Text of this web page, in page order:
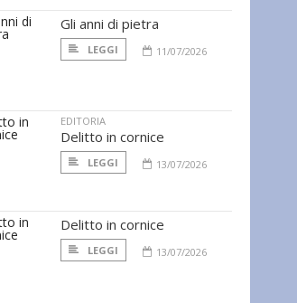
Gli anni di pietra
LEGGI 11/07/2026
EDITORIA
Delitto in cornice
LEGGI 13/07/2026
Delitto in cornice
LEGGI 13/07/2026